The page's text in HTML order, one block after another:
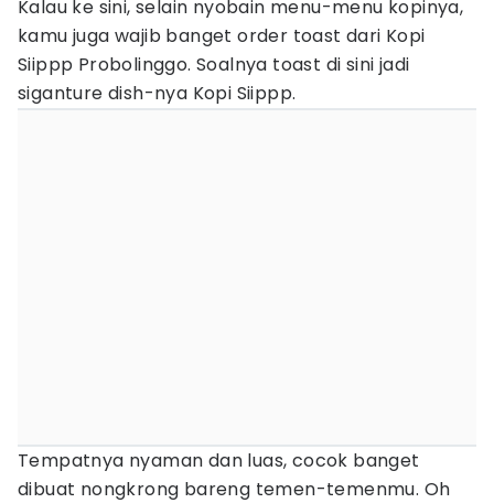
Kalau ke sini, selain nyobain menu-menu kopinya,
kamu juga wajib banget order toast dari Kopi
Siippp Probolinggo. Soalnya toast di sini jadi
siganture dish-nya Kopi Siippp.
Tempatnya nyaman dan luas, cocok banget
dibuat nongkrong bareng temen-temenmu. Oh